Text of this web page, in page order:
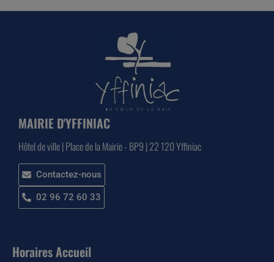
MAIRIE D'YFFINIAC
Hôtel de ville | Place de la Mairie - BP9 | 22 120 Yffiniac
Contactez-nous
02 96 72 60 33
Horaires Accueil